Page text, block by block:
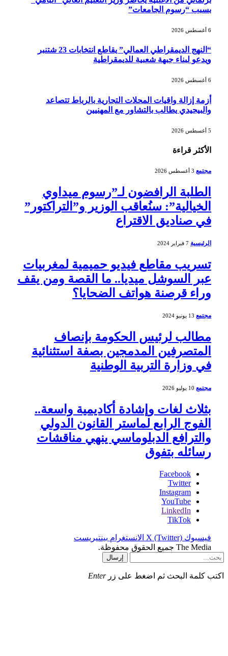
بسبب “رسوم الجامعات”
“النهج الديمقراطي العمالي” يقاطع انتخابات 23 شتنبر
ويدعو لبناء جبهة شعبية للديمقراطية
أزمة إزالة واقيات المحلات التجارية بالرباط تتصاعد
والبيجيدي يطالب بالتشاور مع المهنيين
الأكثر قراءة
مجتمع 3 أغسطس 2026
الطلبة الرافضون لـ”رسوم ميداوي
الخيالية”: سنُعاقب الوزير و”التراكتور”
في صناديق الاقتراع
الرئيسية 7 فبراير 2024
تسريب مقاطع فيديو حميمية لمغربيات
عبر السوشل ميديا.. ما القصة ومن يقف
وراء قرصنة هواتف الضحايا؟
مجتمع 13 يونيو 2024
مطالب لرئيس الحكومة بإنصاف
المتصرفين المدمجين بصفة استثنائية
في وزارة التربية الوطنية
مجتمع 10 يوليو 2026
بثلاث لغات وإشادة أكاديمية واسعة..
الفوج الرابع لماستر القانون الدولي
والترافع الدبلوماسي ينهي مناقشات
رسائله بتفوق
Facebook
Twitter
Instagram
YouTube
LinkedIn
TikTok
فيسبوك X (Twitter) الانستغرام بينتيريست
The Media جميع الحقوق محفوظة.
إرسال
اكتب كلمة البحث ثم اضغط على زر Enter